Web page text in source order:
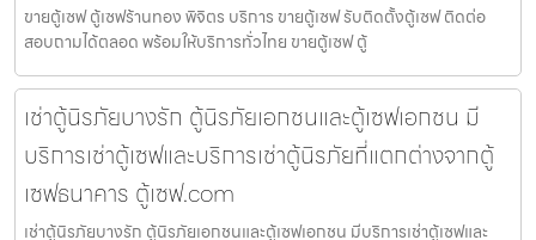
ขายตู้เซฟ ตู้เซฟร้านทอง พิจิตร บริการ ขายตู้เซฟ รับติดตั้งตู้เซฟ ติดต่อ
สอบถามได้ตลอด พร้อมให้บริการทั่วไทย ขายตู้เซฟ ตู้
เช่าตู้นิรภัยบางรัก ตู้นิรภัยเอกชนและตู้เซฟเอกชน มี
บริการเช่าตู้เซฟและบริการเช่าตู้นิรภัยที่แตกต่างจากตู้
เซฟธนาคาร ตู้เซฟ.com
เช่าตู้นิรภัยบางรัก ตู้นิรภัยเอกชนและตู้เซฟเอกชน มีบริการเช่าตู้เซฟและ